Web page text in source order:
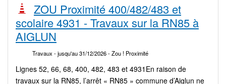
ZOU Proximité 400/482/483 et
scolaire 4931 - Travaux sur la RN85 à
AIGLUN
Travaux - jusqu'au 31/12/2026- Zou ! Proximité
Lignes 52, 66, 68, 400, 482, 483 et 4931En raison de
travaux sur la RN85, l’arrêt « RN85 » commune d’Aiglun ne